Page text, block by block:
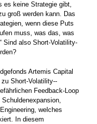
es keine Strategie gibt,
groß ­werden kann. Das
wenn diese Puts
muss, was das, was
Sind also Short-Volatility-
Artemis Capital
zu Short-Volatility-­
Feedback-Loop
welches
In diesem